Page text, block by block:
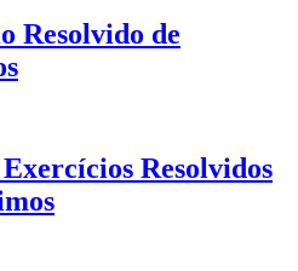
Resolvido de
Resolvidos